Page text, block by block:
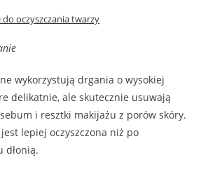
do oczyszczania twarzy
wykorzystują drgania o wysokiej
delikatnie, ale skutecznie usuwają
i resztki makijażu z porów skóry.
lepiej oczyszczona niż po
dłonią.